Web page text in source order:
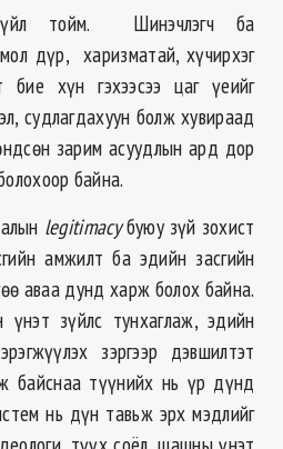
тойм. Шинэчлэгч ба
дүр, харизматай, хүчирхэг
бие хүн гэхээсээ цаг үеийг
судлагдахуун болж хувираад
зарим асуудлын ард дор
байна.
legitimacyбуюу зүй зохист
амжилт ба эдийн засгийн
аваа дунд харж болох байна.
үнэт зүйлс тунхаглаж, эдийн
зэргээр дэвшилтэт
байснаа түүнийх нь үр дүнд
нь дүн тавьж эрх мэдлийг